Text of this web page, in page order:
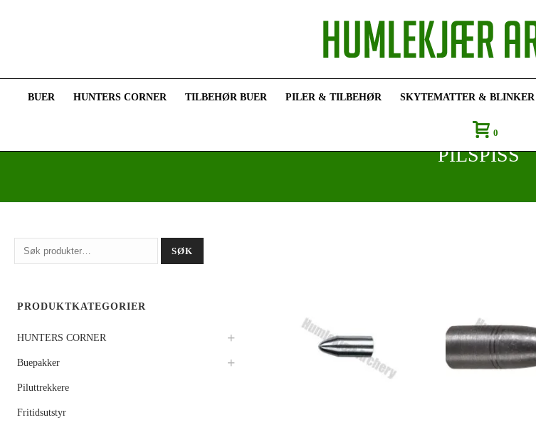
BUER HUNTERS CORNER TILBEHØR BUER PILER & TILBEHØR SKYTEMATTER & BLINKER
0
PILSPISS
Søk
etter:
SØK
PRODUKTKATEGORIER
HUNTERS CORNER
Buepakker
Piluttrekkere
Fritidsutstyr